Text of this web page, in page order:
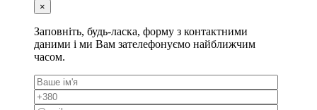
×
Заповніть, будь-ласка, форму з контактними
даними і ми Вам зателефонуємо найближчим
часом.